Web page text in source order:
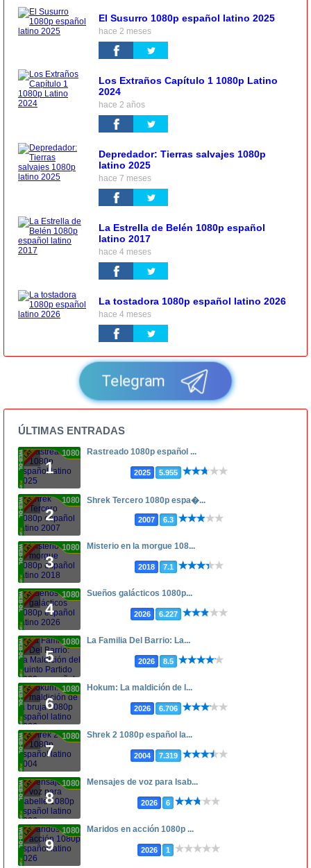
El Susurro 1080p español latino 2025
hace 2 meses
Los Extraños Capítulo 1 1080p Latino
2024
hace 2 años
Depredador: Tierras salvajes 1080p
latino 2025
hace 7 meses
La Estrella de Belén 1080p español
latino 2017
hace 4 meses
La tostadora 1080p español latino 2026
hace 4 meses
Telegram
ÚLTIMAS ENTRADAS
1
1080p Rastreado 1080p español ...
2025 5.955
2
1080p Shrek Tercero 1080p espa�...
2007 6.3
3
1080p Misterio en la morgue 108...
2018 7.1
4
1080p Sueños galácticos 1080p...
2026 6.227
5
1080p La Familia Del Barrio: La...
2026 8.5
6
1080p Hokum: La maldición de l...
2026 6.706
7
1080p Shrek 2 1080p español la...
2004 7.319
8
1080p Mensajes de voz para Isab...
2026 6
9
1080p Maridos en acción 1080p ...
2026 1